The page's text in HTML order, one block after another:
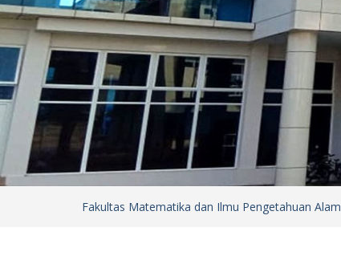
Fakultas Matematika dan Ilmu Pengetahuan Alam